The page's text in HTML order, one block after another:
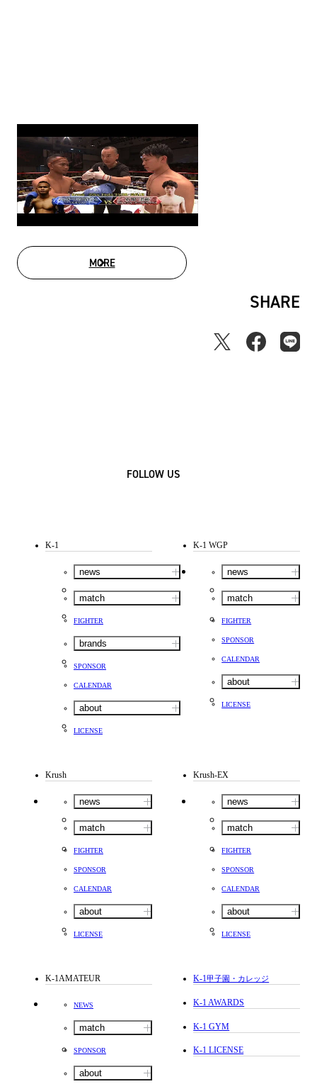
MOREMOVIE LIST
SHARE
FOLLOW US
K-1
news
match
FIGHTER
brands
SPONSOR
CALENDAR
about
LICENSE
K-1 WGP
news
match
FIGHTER
SPONSOR
CALENDAR
about
LICENSE
Krush
news
match
FIGHTER
SPONSOR
CALENDAR
about
LICENSE
Krush-EX
news
match
FIGHTER
SPONSOR
CALENDAR
about
LICENSE
K-1AMATEUR
NEWS
match
SPONSOR
about
K-1甲子園・カレッジ
K-1 AWARDS
K-1 GYM
K-1 LICENSE